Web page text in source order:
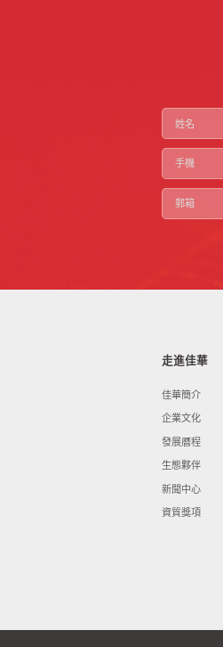
走進佳華
佳華簡介
企業文化
發展曆程
生態夥伴
新聞中心
資質獎項